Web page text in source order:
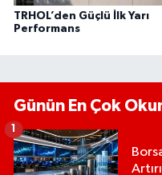
TRHOL’den Güçlü İlk Yarı
Performans
Günün En Çok